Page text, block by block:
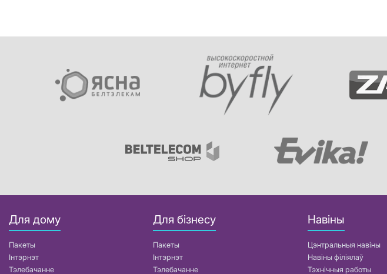
Для дому
Пакеты
Інтэрнэт
Тэлебачанне
Для бізнесу
Пакеты
Інтэрнэт
Тэлебачанне
Навіны
Цэнтральныя навіны
Навіны філіялаў
Тэхнічныя работы